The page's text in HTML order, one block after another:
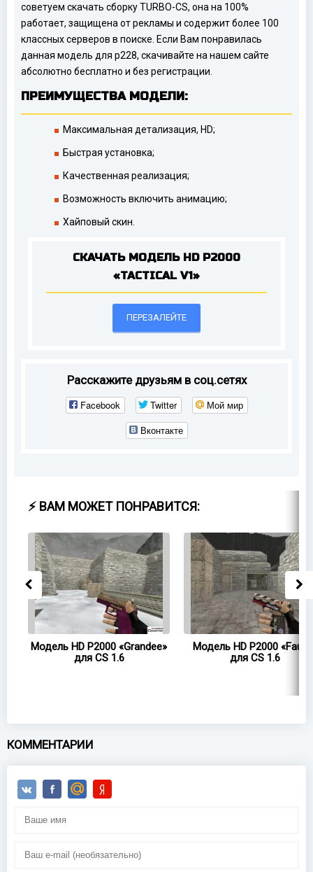
советуем скачать сборку TURBO-CS, она на 100%
работает, защищена от рекламы и содержит более 100
классных серверов в поиске. Если Вам понравилась
данная модель для p228, скачивайте на нашем сайте
абсолютно бесплатно и без регистрации.
ПРЕИМУЩЕСТВА МОДЕЛИ:
Максимальная детализация, HD;
Быстрая установка;
Качественная реализация;
Возможность включить анимацию;
Хайповый скин.
СКАЧАТЬ МОДЕЛЬ HD P2000
«TACTICAL V1»
ПЕРЕЗАЛЕЙТЕ
Расскажите друзьям в соц.сетях
Facebook Twitter
Мой мир
Вконтакте
⚡ ВАМ МОЖЕТ ПОНРАВИТСЯ:
Модель HD P2000 «Grandee»
для CS 1.6
Модель HD P2000
для CS 1.6
КОММЕНТАРИИ